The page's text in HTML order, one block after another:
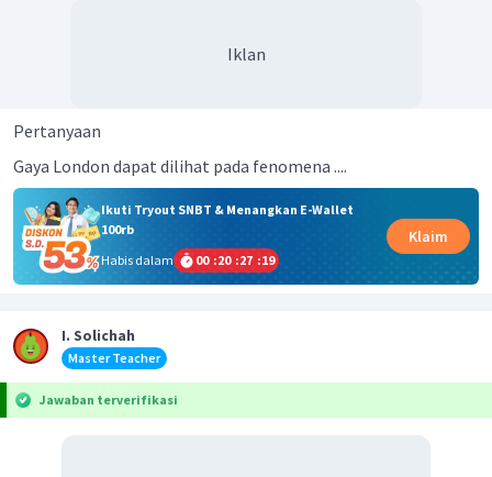
Iklan
Pertanyaan
Gaya London dapat dilihat pada fenomena ....
Ikuti Tryout SNBT & Menangkan E-Wallet
100rb
Habis dalam
00 :20 :27 :19
Klaim
I. Solichah
Master Teacher
Jawaban terverifikasi